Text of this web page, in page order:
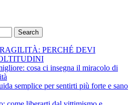
Search
PERCHÉ DEVI
cosa ci insegna il miracolo di
semplice per sentirti più forte e sano